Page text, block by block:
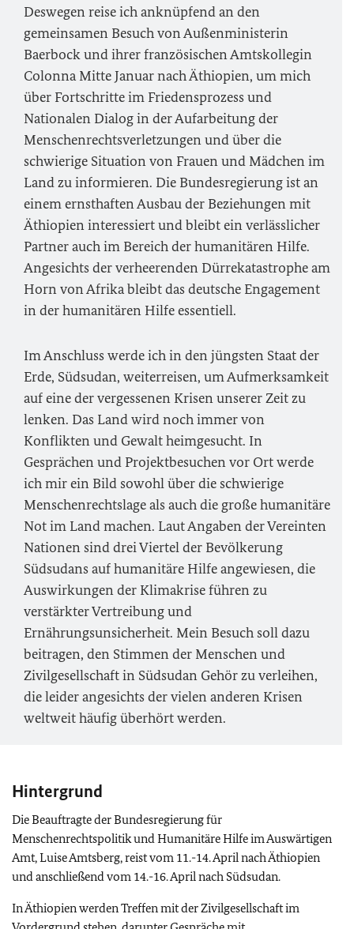
Deswegen reise ich anknüpfend an den
gemeinsamen Besuch von Außenministerin
Baerbock und ihrer französischen Amtskollegin
Colonna Mitte Januar nach Äthiopien, um mich
über Fortschritte im Friedensprozess und
Nationalen Dialog in der Aufarbeitung der
Menschenrechtsverletzungen und über die
schwierige Situation von Frauen und Mädchen im
Land zu informieren. Die Bundesregierung ist an
einem ernsthaften Ausbau der Beziehungen mit
Äthiopien interessiert und bleibt ein verlässlicher
Partner auch im Bereich der humanitären Hilfe.
Angesichts der verheerenden Dürrekatastrophe am
Horn von Afrika bleibt das deutsche Engagement
in der humanitären Hilfe essentiell.
Im Anschluss werde ich in den jüngsten Staat der
Erde, Südsudan, weiterreisen, um Aufmerksamkeit
auf eine der vergessenen Krisen unserer Zeit zu
lenken. Das Land wird noch immer von
Konflikten und Gewalt heimgesucht. In
Gesprächen und Projektbesuchen vor Ort werde
ich mir ein Bild sowohl über die schwierige
Menschenrechtslage als auch die große humanitäre
Not im Land machen. Laut Angaben der Vereinten
Nationen sind drei Viertel der Bevölkerung
Südsudans auf humanitäre Hilfe angewiesen, die
Auswirkungen der Klimakrise führen zu
verstärkter Vertreibung und
Ernährungsunsicherheit. Mein Besuch soll dazu
beitragen, den Stimmen der Menschen und
Zivilgesellschaft in Südsudan Gehör zu verleihen,
die leider angesichts der vielen anderen Krisen
weltweit häufig überhört werden.
Hintergrund
Die Beauftragte der Bundesregierung für
Menschenrechtspolitik und Humanitäre Hilfe im Auswärtigen
Amt, Luise Amtsberg, reist vom 11.-14. April nach Äthiopien
und anschließend vom 14.-16. April nach Südsudan.
In Äthiopien werden Treffen mit der Zivilgesellschaft im